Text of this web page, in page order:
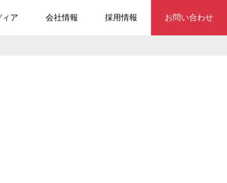
ィア 会社情報 採用情報 お問い合わせ